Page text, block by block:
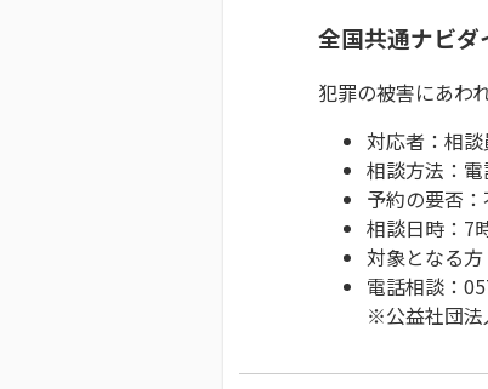
全国共通ナビダ
犯罪の被害にあわ
対応者：相談
相談方法：
予約の要否
相談日時：7
対象となる
電話相談：
※公益社団法